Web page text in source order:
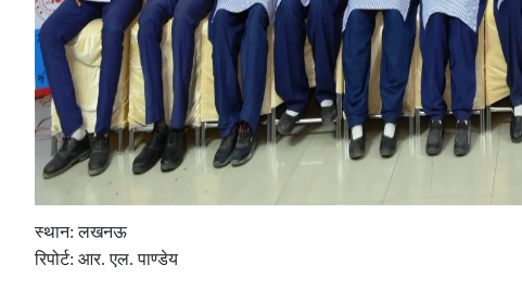
स्थान: लखनऊ
रिपोर्ट: आर. एल. पाण्डेय